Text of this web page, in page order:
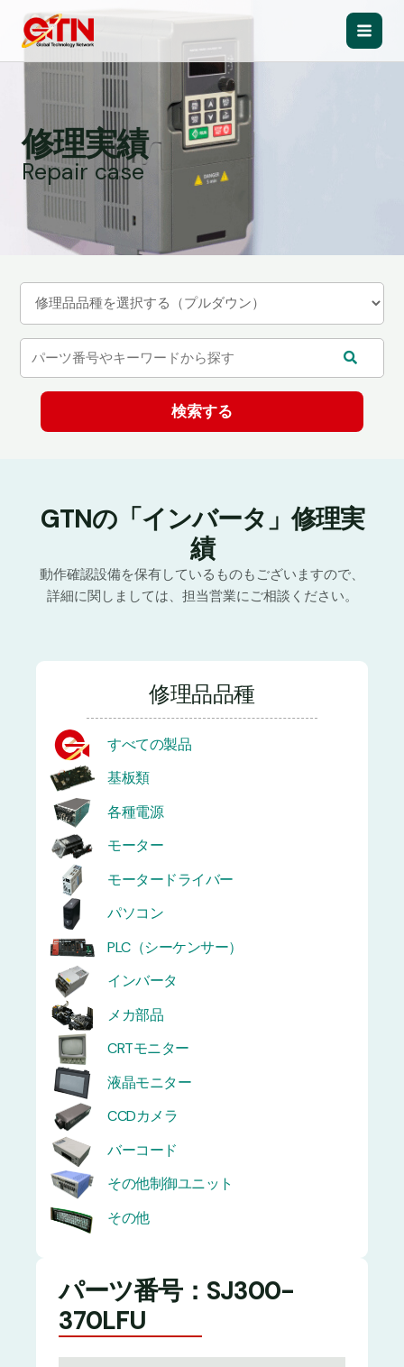
Main
修理実績
Repair case
GTNの「インバータ」修理実
績
動作確認設備を保有しているものもございますので、
詳細に関しましては、担当営業にご相談ください。
修理品品種
すべての製品
基板類
各種電源
モーター
モータードライバー
パソコン
PLC（シーケンサー）
インバータ
メカ部品
CRTモニター
液晶モニター
CCDカメラ
バーコード
その他制御ユニット
その他
パーツ番号：SJ300-
370LFU